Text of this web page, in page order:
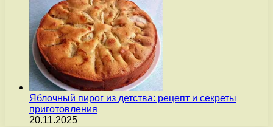
Яблочный пирог из детства: рецепт и секреты
приготовления
20.11.2025